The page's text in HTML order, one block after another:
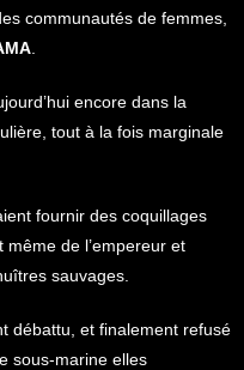
communautés de femmes,
encore dans la
tout à la fois marginale
fournir des coquillages
de l’empereur et
sauvages.
débattu, et finalement refusé
sous-marine elles